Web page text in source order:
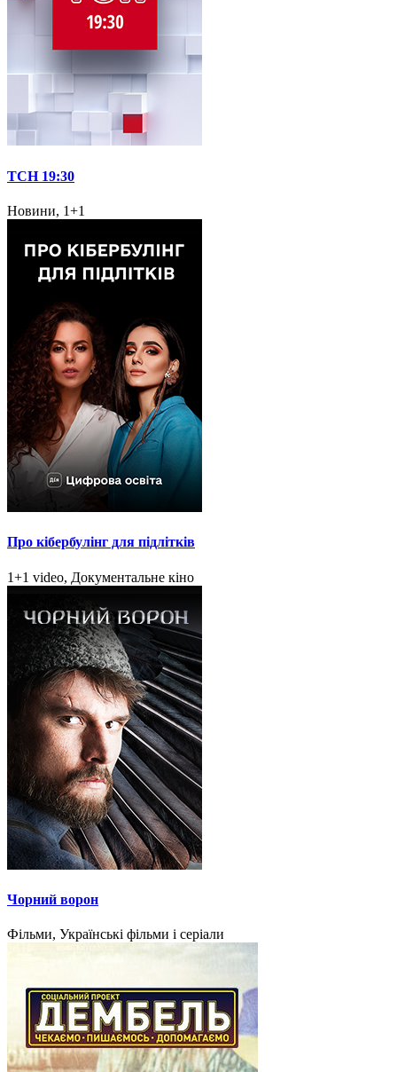
ТСН 19:30
Новини, 1+1
Про кібербулінг для підлітків
1+1 video, Документальне кіно
Чорний ворон
Фільми, Українські фільми і серіали